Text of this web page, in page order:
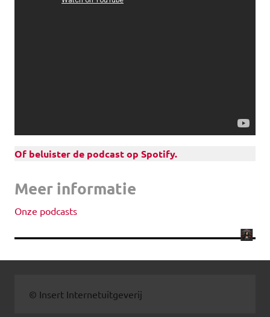
Of beluister de podcast op Spotify.
Meer informatie
Onze podcasts
© Insert Internetuitgeverij